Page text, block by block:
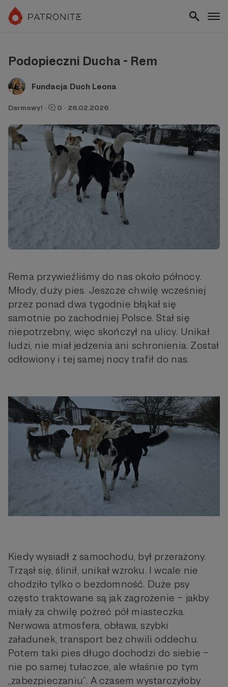
Podopieczni Ducha - Rem
Fundacja Duch Leona
Darmowy! · 0 · 26.02.2026
Rema przywieźliśmy do nas około północy.
Młody, duży pies. Jeszcze chwilę wcześniej
przez ponad dwa tygodnie błąkał się
samotnie po zachodniej Polsce. Stał się
niepotrzebny, więc skończył na ulicy. Unikał
ludzi, nie miał jedzenia ani schronienia. Został
odłowiony i tej samej nocy trafił do nas.
Kiedy wysiadł z samochodu, był przerażony.
Trząsł się, ślinił, unikał wzroku. I wcale nie
chodziło tylko o bezdomność. Duże psy
często traktowane są jak zagrożenie – jakby
miały za chwilę pożreć pół miasteczka.
Nerwowa atmosfera, obława, szybki
załadunek, transport bez chwili oddechu.
Potem taki pies długo dochodzi do siebie –
nie po samej tułaczce, ale właśnie po tym
„zabezpieczaniu”. A czasem wystarczyłoby